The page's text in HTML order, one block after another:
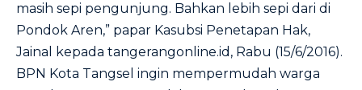
masih sepi pengunjung. Bahkan lebih sepi dari di
Pondok Aren,” papar Kasubsi Penetapan Hak,
Jainal kepada tangerangonline.id , Rabu (15/6/2016).
BPN Kota Tangsel ingin mempermudah warga